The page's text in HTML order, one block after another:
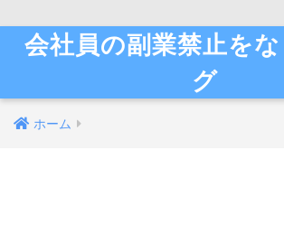
会社員の副業禁止を
グ
ホーム